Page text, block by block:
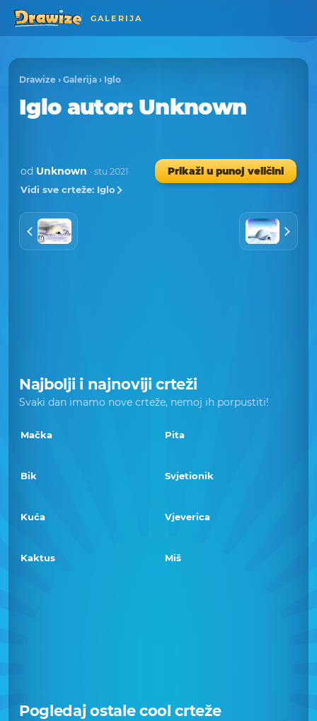
GALERIJA
Drawize › Galerija › Iglo
Iglo autor: Unknown
od Unknown · stu 2021
Prikaži u punoj veličini
Vidi sve crteže: Iglo
Najbolji i najnoviji crteži
Svaki dan imamo nove crteže, nemoj ih porpustiti!
Mačka Pita
Bik Svjetionik
Kuća Vjeverica
Kaktus Miš
Pogledaj ostale cool crteže